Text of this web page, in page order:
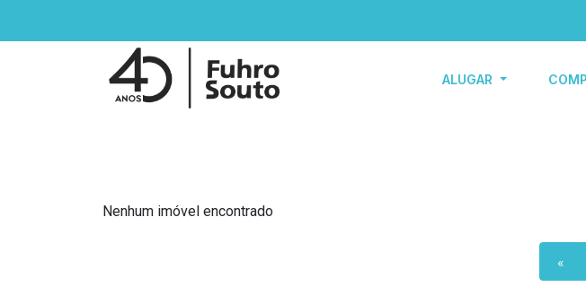
ALUGAR
Nenhum imóvel encontrado
«